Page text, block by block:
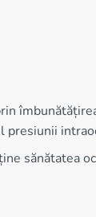
sănătatea